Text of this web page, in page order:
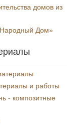
домов из
Дом»
и работы
- композитные